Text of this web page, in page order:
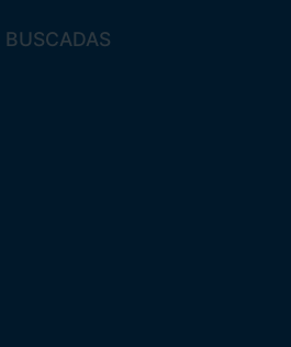
BUSCADAS